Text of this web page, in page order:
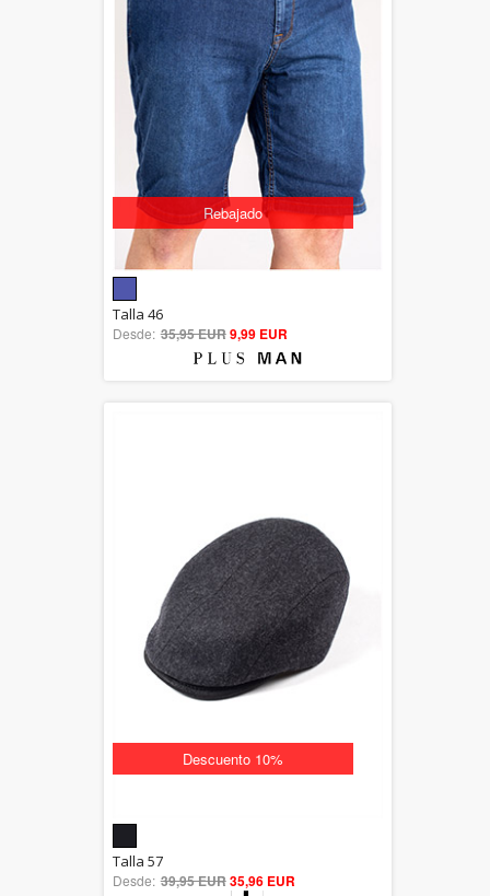
Rebajado
out of 5
Talla 46
Desde: 35,95 EUR9,99 EUR
Descuento 10%
out of 5
Talla 57
Desde: 39,95 EUR35,96 EUR